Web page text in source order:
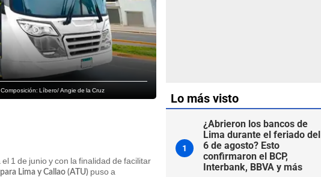
Líbero/ Angie de la Cruz
1 de junio y con la finalidad de facilitar
Lima y Callao (ATU) puso a
Lo más visto
1
¿Abrieron los bancos de
Lima durante el feriado del
6 de agosto? Esto
confirmaron el BCP,
Interbank, BBVA y más